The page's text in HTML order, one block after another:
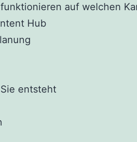
auf welchen
Hub
entsteht